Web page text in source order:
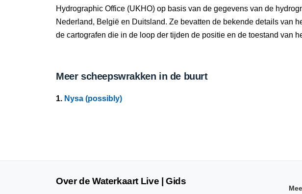
Hydrographic Office (UKHO) op basis van de gegevens van de
Nederland, België en Duitsland. Ze bevatten de bekende details van
de cartografen die in de loop der tijden de positie en de toestand van
Meer scheepswrakken in de buurt
1. Nysa (possibly)
Over de Waterkaart Live | Gids